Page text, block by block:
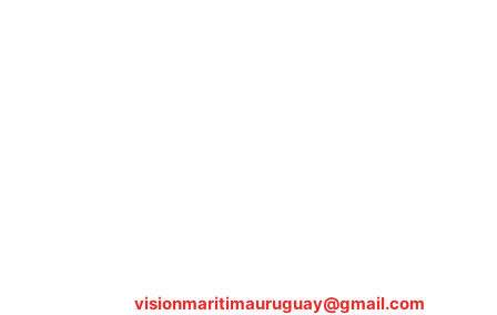
visionmaritimauruguay@gmail.com